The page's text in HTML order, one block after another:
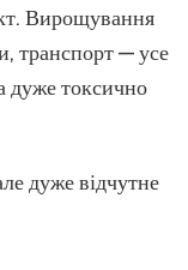
Вирощування
транспорт — усе
дуже токсично
дуже відчутне